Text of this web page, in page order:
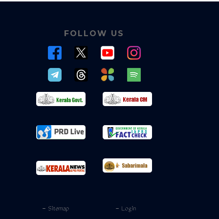
FOLLOW US
- Login
- Sitemap